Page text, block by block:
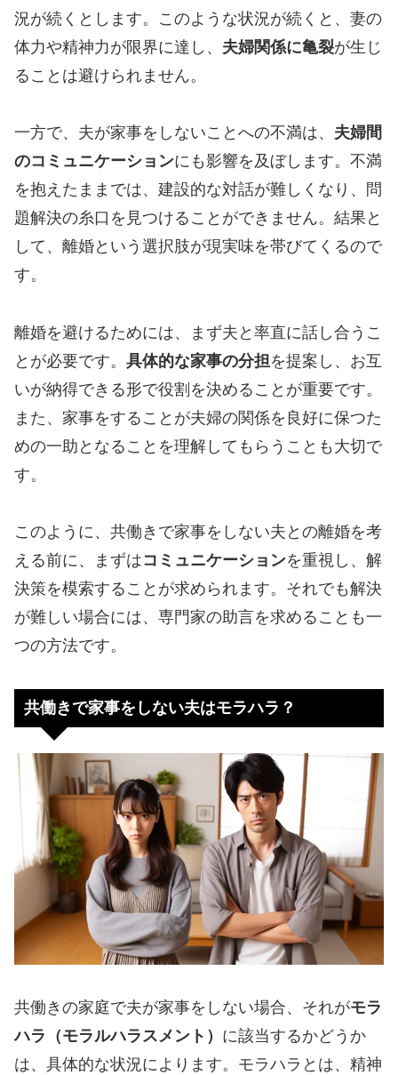
況が続くとします。このような状況が続くと、妻の
体力や精神力が限界に達し、 夫婦関係に亀裂が生じ
ることは避けられません。
一方で、夫が家事をしないことへの不満は、 夫婦間
のコミュニケーションにも影響を及ぼします。不満
を抱えたままでは、建設的な対話が難しくなり、問
題解決の糸口を見つけることができません。結果と
して、離婚という選択肢が現実味を帯びてくるので
す。
離婚を避けるためには、まず夫と率直に話し合うこ
とが必要です。 具体的な家事の分担を提案し、お互
いが納得できる形で役割を決めることが重要です。
また、家事をすることが夫婦の関係を良好に保つた
めの一助となることを理解してもらうことも大切で
す。
このように、共働きで家事をしない夫との離婚を考
える前に、まずはコミュニケーションを重視し、解
決策を模索することが求められます。それでも解決
が難しい場合には、専門家の助言を求めることも一
つの方法です。
共働きで家事をしない夫はモラハラ？
共働きの家庭で夫が家事をしない場合、それがモラ
ハラ（モラルハラスメント） に該当するかどうか
は、具体的な状況によります。モラハラとは、精神